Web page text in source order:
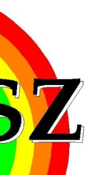
politiques
et son parti
large victoire,
Orban,…